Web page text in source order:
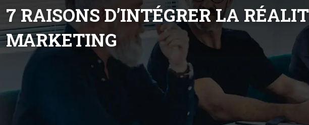
7 RAISONS D’INTÉGRER LA
MARKETING